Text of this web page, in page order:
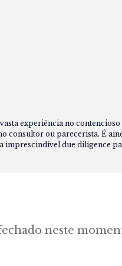
experiência no contencioso
consultor ou parecerista. É
imprescindível due diligence
neste